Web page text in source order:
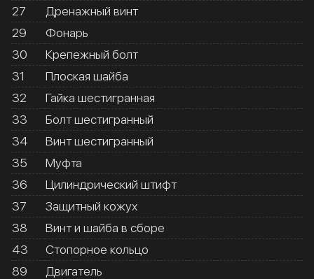
27
Дренажный винт
29
Фонарь
30
Крепежный болт
31
Плоская шайба
32
Гайка шестигранная
33
Болт шестигранный
34
Винт шестигранный
35
Муфта
36
Цилиндрический штифт
37
Защитный кожух
38
Винт и шайба в сборе
43
Стопорное кольцо
89
Двигатель